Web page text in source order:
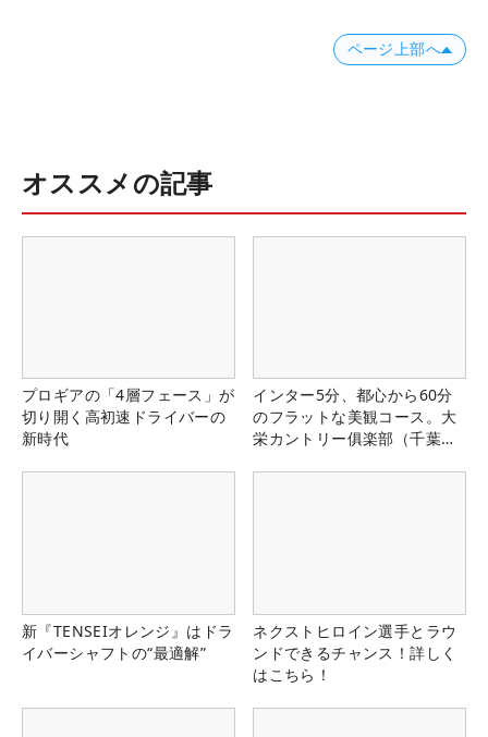
ページ上部へ
オススメの記事
プロギアの「4層フェース」が
切り開く高初速ドライバーの
新時代
インター5分、都心から60分
のフラットな美観コース。大
栄カントリー俱楽部（千葉
新『TENSEIオレンジ』はドラ
イバーシャフトの“最適解”
ネクストヒロイン選手とラウ
ンドできるチャンス！詳しく
はこちら！